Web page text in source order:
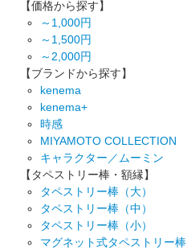
【価格から探す】
～1,000円
～1,500円
～2,000円
【ブランドから探す】
kenema
kenema+
時感
MIYAMOTO COLLECTION
キャラクター／ムーミン
【タペストリー棒・額縁】
タペストリー棒（大）
タペストリー棒（中）
タペストリー棒（小）
マグネット式タペストリー棒